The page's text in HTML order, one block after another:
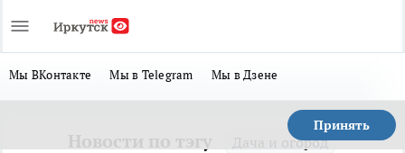
Мы ВКонтакте Мы в Telegram Мы в Дзене
Принять
Дача и огород